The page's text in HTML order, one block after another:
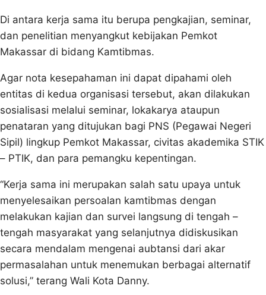
Di antara kerja sama itu berupa pengkajian, seminar,
dan penelitian menyangkut kebijakan Pemkot
Makassar di bidang Kamtibmas.
Agar nota kesepahaman ini dapat dipahami oleh
entitas di kedua organisasi tersebut, akan dilakukan
sosialisasi melalui seminar, lokakarya ataupun
penataran yang ditujukan bagi PNS (Pegawai Negeri
Sipil) lingkup Pemkot Makassar, civitas akademika STIK
– PTIK, dan para pemangku kepentingan.
“Kerja sama ini merupakan salah satu upaya untuk
menyelesaikan persoalan kamtibmas dengan
melakukan kajian dan survei langsung di tengah –
tengah masyarakat yang selanjutnya didiskusikan
secara mendalam mengenai aubtansi dari akar
permasalahan untuk menemukan berbagai alternatif
solusi,” terang Wali Kota Danny.